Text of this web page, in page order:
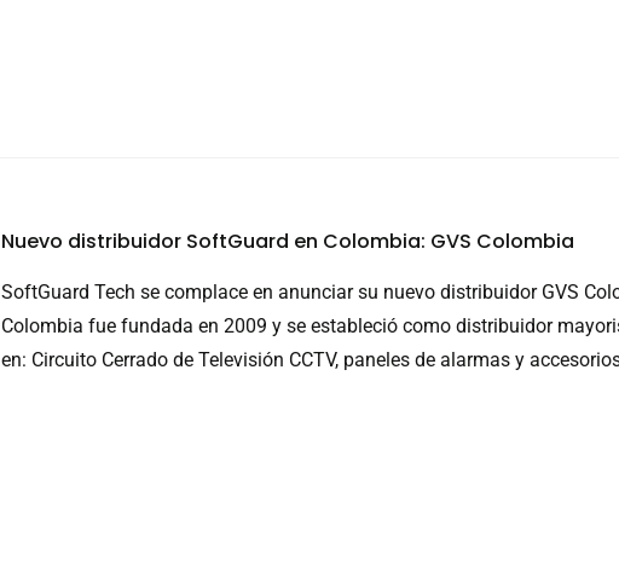
Nuevo distribuidor SoftGuard en Colombia: GVS Colombia
SoftGuard Tech se complace en anunciar su nuevo distribuidor GVS
Colombia fue fundada en 2009 y se estableció como distribuidor
en: Circuito Cerrado de Televisión CCTV, paneles de alarmas y